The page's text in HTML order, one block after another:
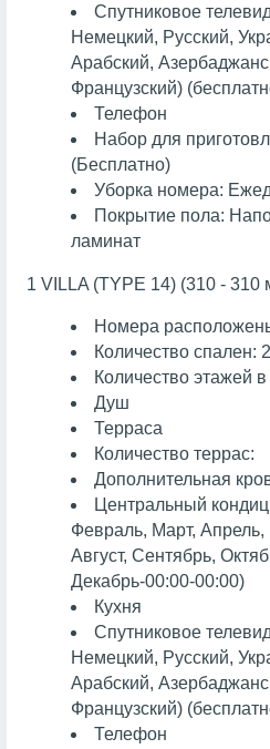
Спутниковое
Немецкий, Русский,
Арабский,
Французский)
Телефон
Набор для
(Бесплатно)
Уборка номера:
Покрытие пола:
ламинат
1 VILLA (TYPE 14) (310 - 310
Номера
Количество спален:
Количество этажей
Душ
Терраса
Количество террас:
Дополнительная
Центральный
Февраль, Март,
Август, Сентябрь,
Декабрь-00:00-00:00)
Кухня
Спутниковое
Немецкий, Русский,
Арабский,
Французский)
Телефон